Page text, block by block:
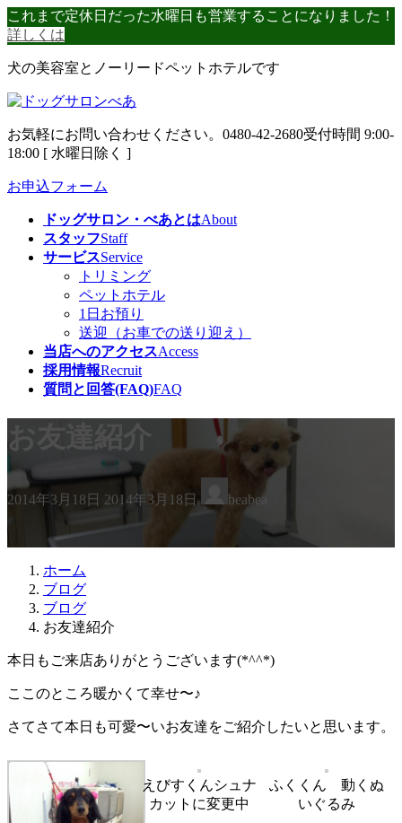
コ
ン
ン
ツ
へ
ス
キ
プ
ナ
ビ
ー
シ
ョ
ン
に
動
これまで定休日だった水曜日も営業することになりました！
詳しくは
犬の美容室とノーリードペットホテルです
お気軽にお問い合わせください。 0480-42-2680受付時間 9:00-
18:00 [ 水曜日除く ]
お申込フォーム
ドッグサロン・べあとはAbout
スタッフStaff
サービスService
トリミング
ペットホテル
1日お預り
送迎（お車での送り迎え）
当店へのアクセスAccess
採用情報Recruit
質問と回答(FAQ)FAQ
お友達紹介
2014年3月18日 終
2014年3月18日 beabea
ホーム
ブログ
ブログ
お友達紹介
本日もご来店ありがとうございます(*^^*)
ここのところ暖かくて幸せ〜♪
さてさて本日も可愛〜いお友達をご紹介したいと思います。
えびすくんシュナ
カットに変更中
ふくくん 動くぬ
いぐるみ